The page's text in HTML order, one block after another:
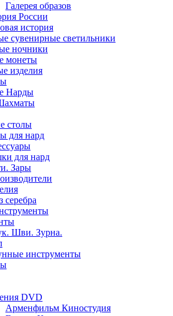
Галерея образов
России
история
сувенирные светильники
ночники
монеты
изделия
Нарды
столы
для нард
для нард
Зары
серебра
Шви. Зурна.
инструменты
DVD
Арменфильм Киностудия